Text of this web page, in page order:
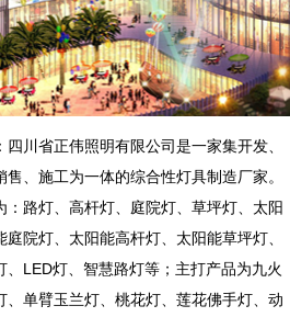
四川省正伟照明有限公司是一家集开发、
售、施工为一体的综合性灯具制造厂家。
：路灯、高杆灯、庭院灯、草坪灯、太阳
庭院灯、太阳能高杆灯、太阳能草坪灯、
、LED灯、智慧路灯等；主打产品为九火
、单臂玉兰灯、桃花灯、莲花佛手灯、动